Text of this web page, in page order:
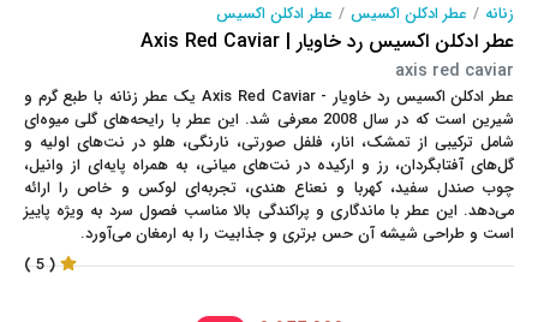
زنانه / عطر ادکلن اکسیس / عطر ادکلن اکسیس
عطر ادکلن اکسیس رد خاویار | Axis Red Caviar
axis red caviar
عطر ادکلن اکسیس رد خاویار - Axis Red Caviar
یک عطر زنانه با طبع گرم و
شیرین است که در سال 2008 معرفی شد. این عطر با رایحه‌های گلی میوه‌ای
شامل ترکیبی از تمشک، انار، فلفل صورتی، نارنگی، هلو در نت‌های اولیه و
گل‌های آفتابگردان، رز و ارکیده در نت‌های میانی، به همراه پایه‌ای از وانیل،
چوب صندل سفید، کهربا و نعناع هندی، تجربه‌ای لوکس و خاص را ارائه
می‌دهد. این عطر با ماندگاری و پراکندگی بالا مناسب فصول سرد به ویژه پاییز
است و طراحی شیشه آن حس برتری و جذابیت را به ارمغان می‌آورد.
( 5 )